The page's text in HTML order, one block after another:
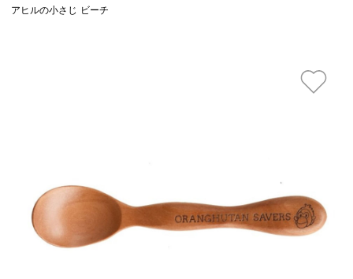
アヒルの小さじ ビーチ